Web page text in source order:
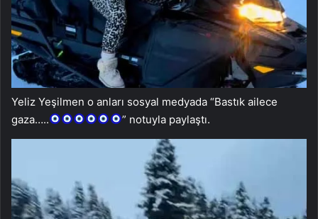
Yeliz Yeşilmen o anları sosyal medyada “Bastık ailece
gaza…..
” notuyla paylaştı.